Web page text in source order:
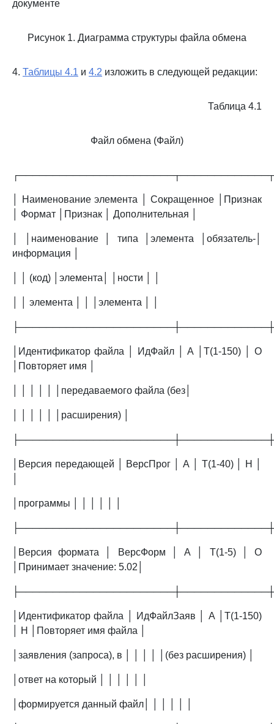
документе
Рисунок 1. Диаграмма структуры файла обмена
4. Таблицы 4.1 и 4.2 изложить в следующей редакции:
Таблица 4.1
Файл обмена (Файл)
│ Наименование элемента │ Сокращенное │Признак
│ Формат │Признак │ Дополнительная │
│ │наименование │ типа │элемента │обязатель-│
информация │
│ │ (код) │элемента│ │ности │ │
│ │ элемента │ │ │элемента │ │
│Идентификатор файла │ ИдФайл │ А │T(1-150) │ О
│Повторяет имя │
│ │ │ │ │ │передаваемого файла (без│
│ │ │ │ │ │расширения) │
│Версия передающей │ ВерсПрог │ А │ T(1-40) │ Н │
│программы │ │ │ │ │ │
│Версия формата │ ВерсФорм │ А │ T(1-5) │ О
│Принимает значение: 5.02│
│Идентификатор файла │ ИдФайлЗаяв │ А │T(1-150)
│ Н │Повторяет имя файла │
│заявления (запроса), в │ │ │ │ │(без расширения) │
│ответ на который │ │ │ │ │ │
│формируется данный файл│ │ │ │ │ │